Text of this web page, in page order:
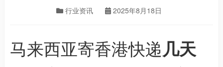
行业资讯 2025年8月18日
马来西亚寄香港快递几天